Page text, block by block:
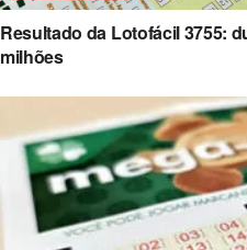
Resultado da Lotofácil 3755:
milhões